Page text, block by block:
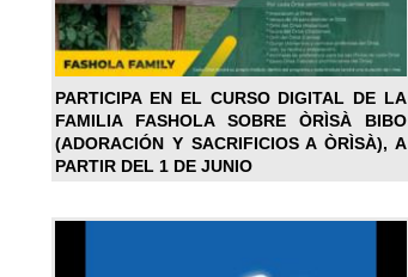
PARTICIPA EN EL CURSO DIGITAL DE LA
FAMILIA FASHOLA SOBRE ÒRÌSÀ BIBO
(ADORACIÓN Y SACRIFICIOS A ÒRÌSÀ), A
PARTIR DEL 1 DE JUNIO